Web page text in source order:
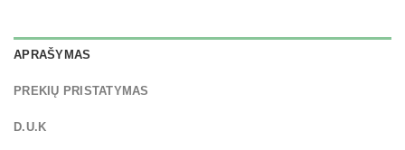
APRAŠYMAS
PREKIŲ PRISTATYMAS
D.U.K